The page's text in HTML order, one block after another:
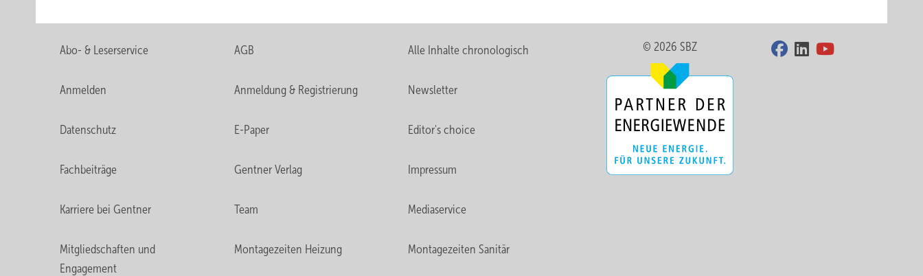
Abo- & Leserservice AGB Alle Inhalte chronologisch
Anmelden Anmeldung & Registrierung Newsletter
Datenschutz E-Paper Editor's choice
Fachbeiträge Gentner Verlag Impressum
Karriere bei Gentner Team Mediaservice
Mitgliedschaften und
Engagement
Montagezeiten Heizung Montagezeiten Sanitär
© 2026 SBZ